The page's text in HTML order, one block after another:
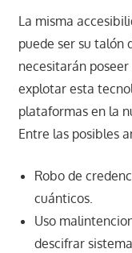
La misma
puede ser su talón
necesitarán
explotar esta
plataformas en la
Entre las posibles
Robo de
cuánticos.
Uso
descifrar